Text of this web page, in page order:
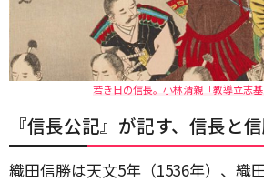
若き日の信長。小林清親「教導立志基
『信長公記』が記す、信長と
織田信勝は天文5年（1536年）、織